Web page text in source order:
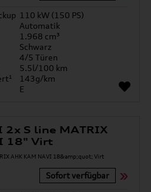
110 kW (150 PS)
Automatik
1.968 cm³
Schwarz
4/5 Türen
5.5l/100 km
143g/km
E
2x S line MATRIX
18" Virt
Sofort verfügbar